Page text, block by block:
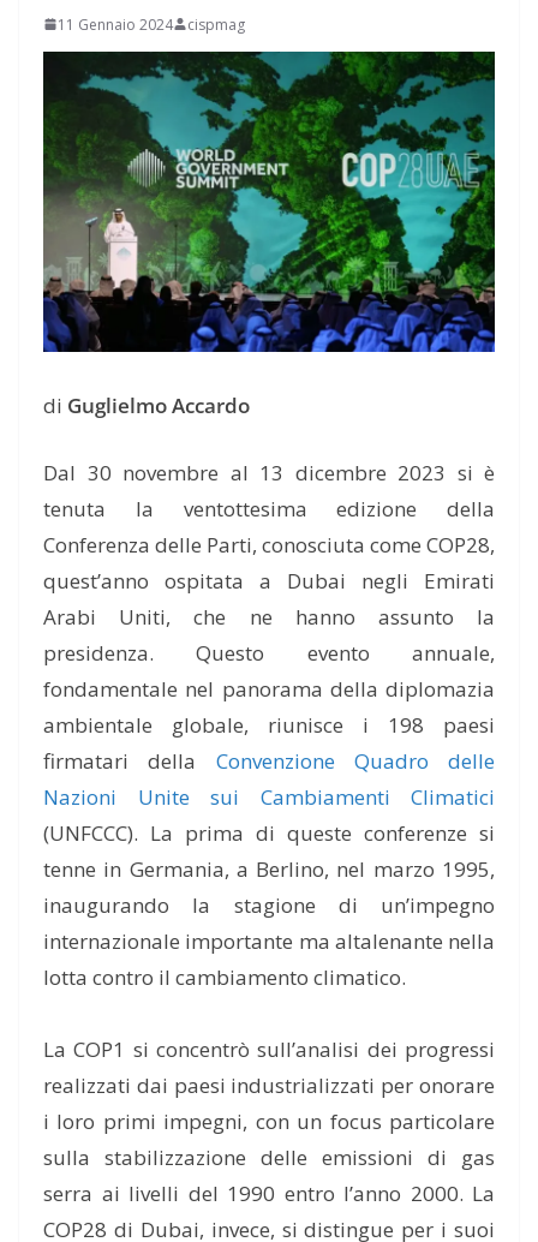
11 Gennaio 2024 cispmag
di Guglielmo Accardo
Dal 30 novembre al 13 dicembre 2023 si è
tenuta la ventottesima edizione della
Conferenza delle Parti, conosciuta come COP28,
quest’anno ospitata a Dubai negli Emirati
Arabi Uniti, che ne hanno assunto la
presidenza. Questo evento annuale,
fondamentale nel panorama della diplomazia
ambientale globale, riunisce i 198 paesi
firmatari della Convenzione Quadro delle
Nazioni Unite sui Cambiamenti Climatici
(UNFCCC). La prima di queste conferenze si
tenne in Germania, a Berlino, nel marzo 1995,
inaugurando la stagione di un’impegno
internazionale importante ma altalenante nella
lotta contro il cambiamento climatico.
La COP1 si concentrò sull’analisi dei progressi
realizzati dai paesi industrializzati per onorare
i loro primi impegni, con un focus particolare
sulla stabilizzazione delle emissioni di gas
serra ai livelli del 1990 entro l’anno 2000. La
COP28 di Dubai, invece, si distingue per i suoi